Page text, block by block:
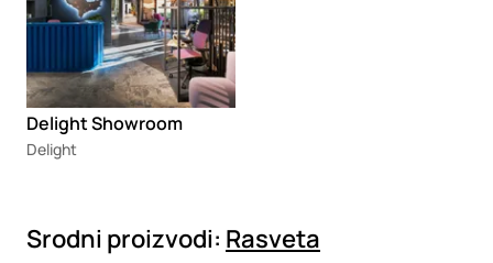
Delight Showroom
Delight
Srodni proizvodi: Rasveta